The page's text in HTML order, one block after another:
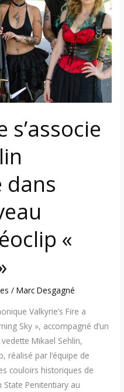
s’associe
dans
«
/Marc Desgagné
Valkyrie’s Fire a
Sky », accompagné d’un
Mikael Sehlin,
réalisé par l’équipe de
couloirs historiques de
State Penitentiary au